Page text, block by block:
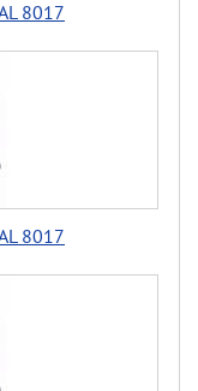
8017
8017